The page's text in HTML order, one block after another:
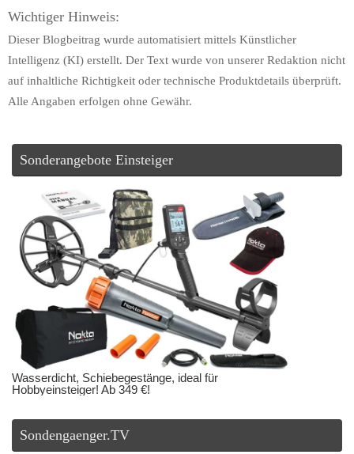
Wichtiger Hinweis:
Dieser Blogbeitrag wurde automatisiert mittels Künstlicher
Intelligenz (KI) erstellt. Der Text wurde von unserer Redaktion nicht
auf inhaltliche Richtigkeit oder technische Produktdetails überprüft.
Alle Angaben erfolgen ohne Gewähr.
Sonderangebote Einsteiger
Wasserdicht, Schiebegestänge, ideal für
Hobbyeinsteiger! Ab 349 €!
Sondengaenger.TV